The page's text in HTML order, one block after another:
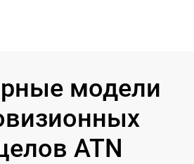
модели
ATN